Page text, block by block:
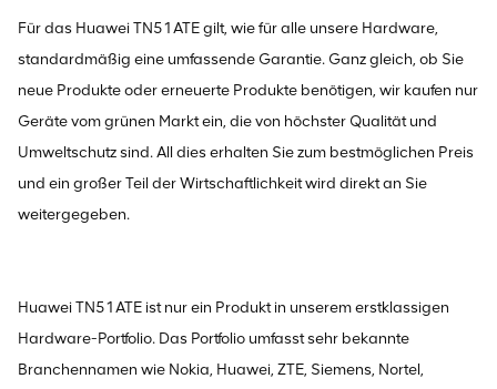
Für das Huawei TN51ATE gilt, wie für alle unsere Hardware,
standardmäßig eine umfassende Garantie. Ganz gleich, ob Sie
neue Produkte oder erneuerte Produkte benötigen, wir kaufen nur
Geräte vom grünen Markt ein, die von höchster Qualität und
Umweltschutz sind. All dies erhalten Sie zum bestmöglichen Preis
und ein großer Teil der Wirtschaftlichkeit wird direkt an Sie
weitergegeben.
Huawei TN51ATE ist nur ein Produkt in unserem erstklassigen
Hardware-Portfolio. Das Portfolio umfasst sehr bekannte
Branchennamen wie Nokia, Huawei, ZTE, Siemens, Nortel,